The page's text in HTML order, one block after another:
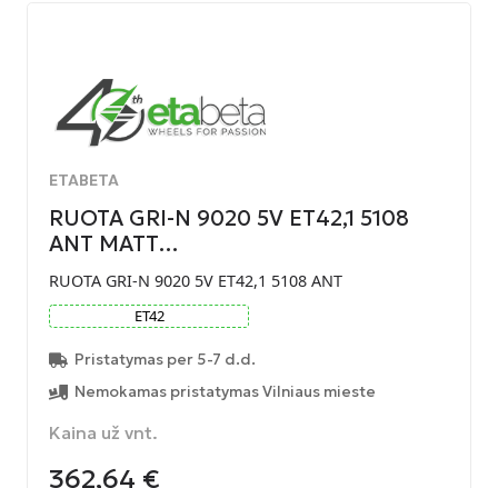
ETABETA
RUOTA GRI-N 9020 5V ET42,1 5108
ANT MATT…
RUOTA GRI-N 9020 5V ET42,1 5108 ANT
ET42
Pristatymas per 5-7 d.d.
Nemokamas pristatymas Vilniaus mieste
Kaina už vnt.
362,64 €